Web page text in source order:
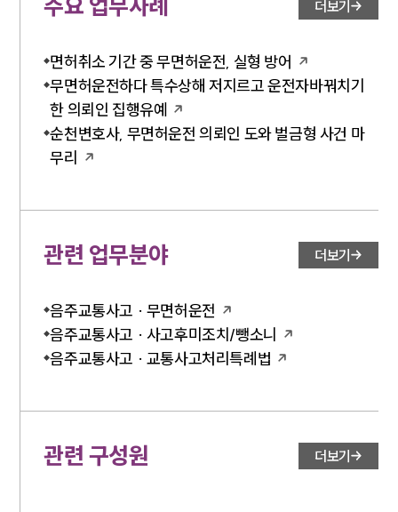
주요 업무사례 더보기
면허취소 기간 중 무면허운전, 실형 방어
무면허운전하다 특수상해 저지르고 운전자바꿔치기
한 의뢰인 집행유예
순천변호사, 무면허운전 의뢰인 도와 벌금형 사건 마
무리
관련 업무분야 더보기
음주교통사고 · 무면허운전
음주교통사고 · 사고후미조치/뺑소니
음주교통사고 · 교통사고처리특례법
관련 구성원 더보기